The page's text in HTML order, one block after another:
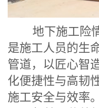
地下施工险情
是施工人员的生
管道，以匠心智
化便捷性与高韧
施工安全与效率。